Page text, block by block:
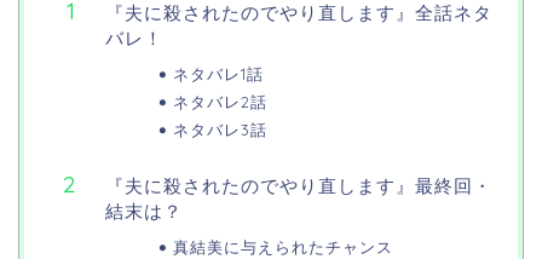
『夫に殺されたのでやり直します』全話ネタ
バレ！
ネタバレ1話
ネタバレ2話
ネタバレ3話
『夫に殺されたのでやり直します』最終回・
結末は？
真結美に与えられたチャンス